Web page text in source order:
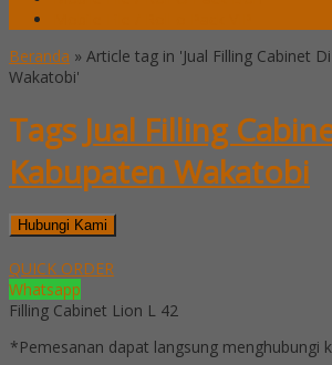
Beranda » Article tag in 'Jual Filling Cabinet
Wakatobi'
Tags Jual Filling
Kabupaten Wakatobi
Hubungi Kami
QUICK ORDER
Whatsapp
Filling Cabinet Lion L 42
*Pemesanan dapat langsung menghubungi